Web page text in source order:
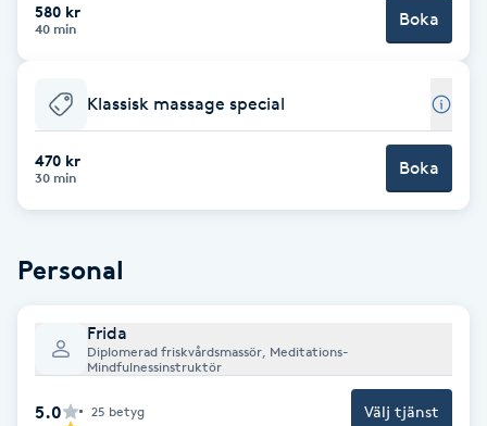
Brynfärgning
Brynplockning
C
Coachning
580 kr
40 min Boka
Klassisk massage special
470 kr
30 min Boka
Personal
Frida
Diplomerad friskvårdsmassör, Meditations-
Mindfulnessinstruktör
5.0 25 betyg Välj tjänst